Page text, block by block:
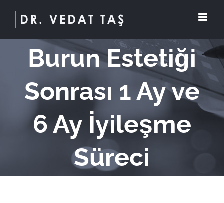
content
Burun Estetiği
Sonrası 1 Ay ve
6 Ay İyileşme
Süreci